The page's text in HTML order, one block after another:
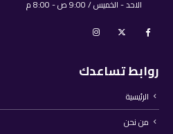
الاحد - الخميس / 9:00 ص - 8:00 م
روابط تساعدك
الرئيسية
من نحن